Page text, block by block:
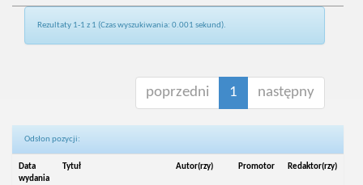
Rezultaty 1-1 z 1 (Czas wyszukiwania: 0.001 sekund).
poprzedni 1 następny
Odsłon pozycji:
Data
wydania
Tytuł Autor(rzy) Promotor Redaktor(rzy)